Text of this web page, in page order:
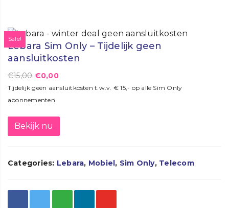
Sale!
Lebara Sim Only – Tijdelijk geen
aansluitkosten
€15,00 €0,00
Tijdelijk geen aansluitkosten t.w.v. € 15,- op alle Sim Only
abonnementen
Bekijk nu
Categories: Lebara, Mobiel, Sim Only, Telecom